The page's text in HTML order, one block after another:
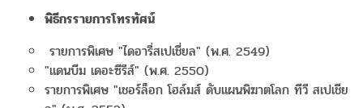
พิธีกรรายการโทรทัศน์
รายการพิเศษ "ไดอารี่สเปเชี่ยล" (พ.ศ. 2549)
"แดนบีม เดอะซีรีส์" (พ.ศ. 2550)
รายการพิเศษ "เชอร์ล็อก โฮล์มส์ ดับแผนพิฆาตโลก ทีวี สเปเชีย